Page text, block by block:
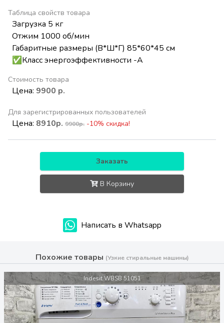
Таблица свойств товара
Загрузка 5 кг
Отжим 1000 об/мин
Габаритные размеры (В*Ш*Г) 85*60*45 см
✅Класс энергоэффективности -А
Стоимость товара
Цена: 9900 р.
Для зарегистрированных пользователей
Цена: 8910р. 9900р. -10% скидка!
Заказать
В Корзину
Написать в Whatsapp
Похожие товары (Узкие стиральные машины)
Indesit WBSB 51051